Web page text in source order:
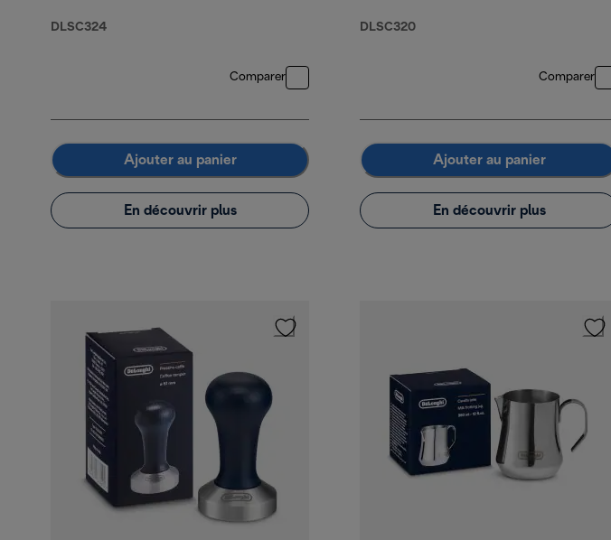
DLSC324
Comparer
Ajouter au panier
En découvrir plus
DLSC320
Comparer
Ajouter au panier
En découvrir plus